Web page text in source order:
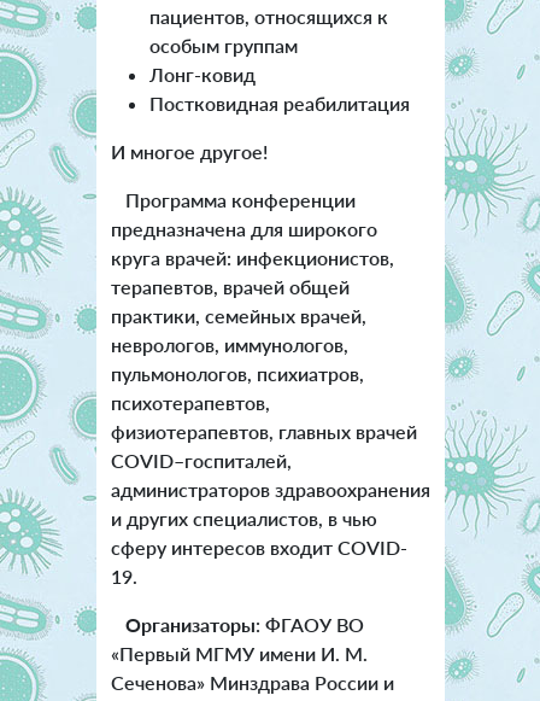
пациентов, относящихся к
особым группам
Лонг-ковид
Постковидная реабилитация
И многое другое!
Программа конференции
предназначена для широкого
круга врачей: инфекционистов,
терапевтов, врачей общей
практики, семейных врачей,
неврологов, иммунологов,
пульмонологов, психиатров,
психотерапевтов,
физиотерапевтов, главных врачей
COVID–госпиталей,
администраторов здравоохранения
и других специалистов, в чью
сферу интересов входит COVID-
19.
Организаторы: ФГАОУ ВО
«Первый МГМУ имени И. М.
Сеченова» Минздрава России и